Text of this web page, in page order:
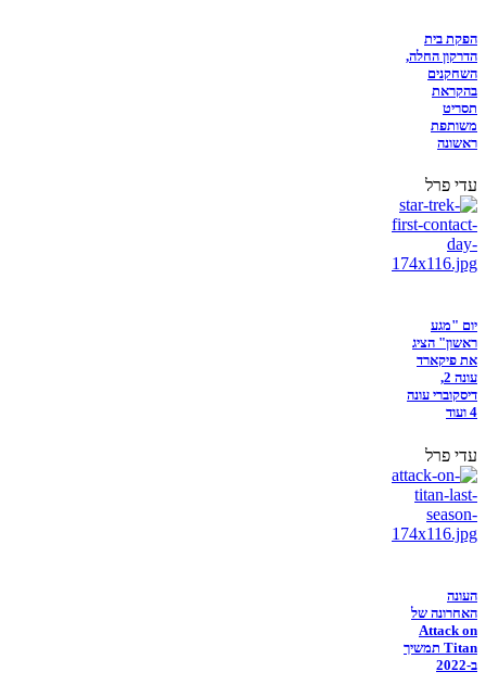
הפקת בית
הדרקון החלה,
השחקנים
בהקראת
תסריט
משותפת
ראשונה
עדי פרל
יום "מגע
ראשון" הציג
את פיקארד
עונה 2,
דיסקוברי עונה
4 ועוד
עדי פרל
העונה
האחרונה של
Attack on
Titan תמשיך
ב-2022